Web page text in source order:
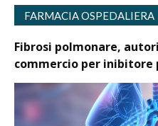
FARMACIA OSPEDALIERA
Fibrosi polmonare,
commercio per inibitore